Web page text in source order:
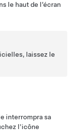
le haut de l’écran
laissez le
interrompra sa
l'icône